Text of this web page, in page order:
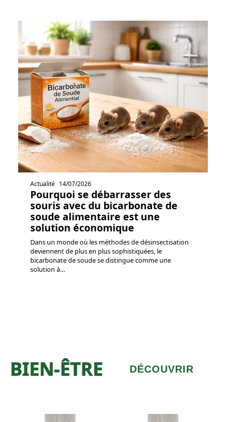
Actualité 14/07/2026
Pourquoi se débarrasser des
souris avec du bicarbonate de
soude alimentaire est une
solution économique
Dans un monde où les méthodes de désinsectisation
deviennent de plus en plus sophistiquées, le
bicarbonate de soude se distingue comme une
solution à…
BIEN-ÊTRE DÉCOUVRIR